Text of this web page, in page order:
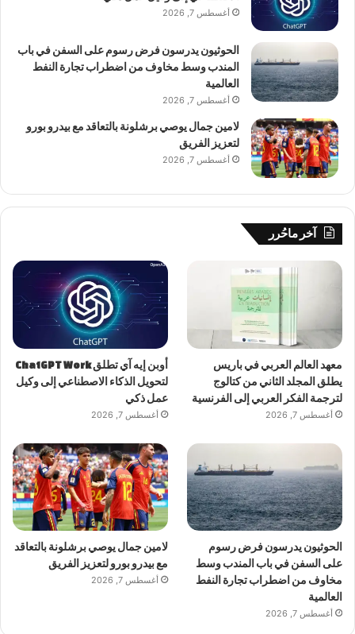
أغسطس 7, 2026
الحوثيون يدرسون فرض رسوم على السفن في باب
المندب وسط مخاوف من اضطراب تجارة النفط
العالمية
أغسطس 7, 2026
لامين جمال يوصي برشلونة بالتعاقد مع بيدرو بورو
لتعزيز الفريق
أغسطس 7, 2026
آخر ماحُرر
معهد العالم العربي في باريس
يطلق المجلد الثاني من كتالوج
لترجمة الفكر العربي إلى الفرنسية
أغسطس 7, 2026
أوبن إيه آي تطلق ChatGPT Work
لتحويل الذكاء الاصطناعي إلى وكيل
عمل ذكي
أغسطس 7, 2026
الحوثيون يدرسون فرض رسوم
على السفن في باب المندب وسط
مخاوف من اضطراب تجارة النفط
العالمية
أغسطس 7, 2026
لامين جمال يوصي برشلونة بالتعاقد
مع بيدرو بورو لتعزيز الفريق
أغسطس 7, 2026